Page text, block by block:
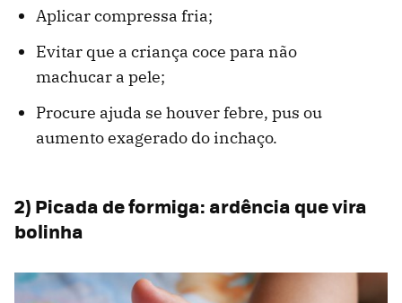
Aplicar compressa fria;
Evitar que a criança coce para não
machucar a pele;
Procure ajuda se houver febre, pus ou
aumento exagerado do inchaço.
2) Picada de formiga: ardência que vira
bolinha